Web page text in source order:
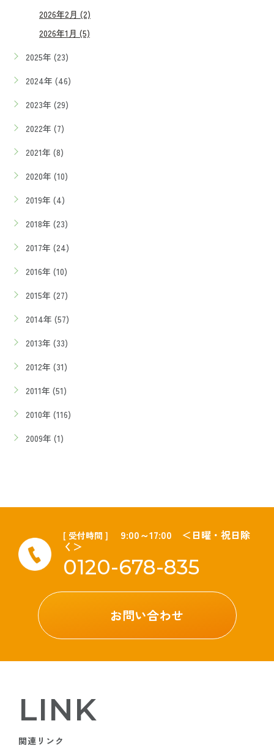
2026年2月 (2)
2026年1月 (5)
2025年 (23)
2024年 (46)
2023年 (29)
2022年 (7)
2021年 (8)
2020年 (10)
2019年 (4)
2018年 (23)
2017年 (24)
2016年 (10)
2015年 (27)
2014年 (57)
2013年 (33)
2012年 (31)
2011年 (51)
2010年 (116)
2009年 (1)
[ 受付時間 ] 9:00～17:00 ＜日曜・祝日除
く＞
0120-678-835
お問い合わせ
LINK
関連リンク